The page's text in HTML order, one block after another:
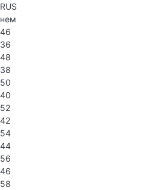
RUS
нем
46
36
48
38
50
40
52
42
54
44
56
46
58